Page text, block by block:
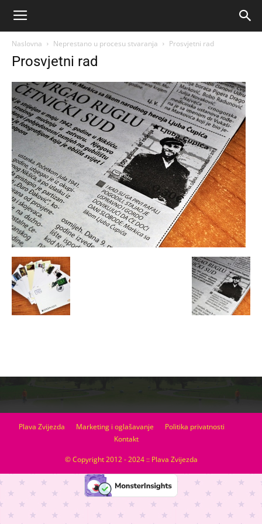
Naslovna Neprestano u procesu stvaranja Prosvjetni rad
Prosvjetni rad
Plava Zvijezda Marketing i oglašavanje
Politika privatnosti
Kontakt
© Copyright 2012 - 2024 :: Plava Zvijezda